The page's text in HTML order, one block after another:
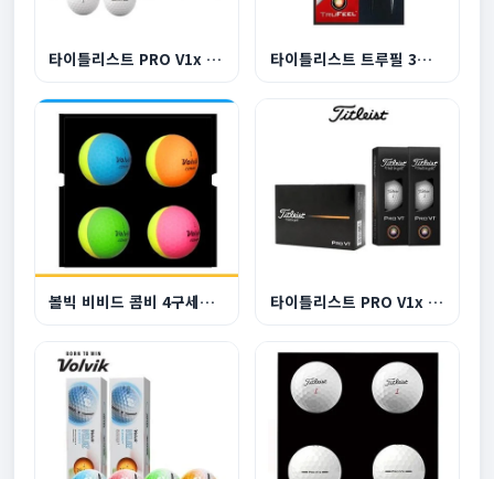
타이틀리스트 PRO V1x 12구 골프공 타이틀리스트 트루필 3구 볼마커 자석티 클립
볼빅 비비드 콤비 4구세트 반반 골프공 무광 골프공 타이틀리스트 PRO V1x 6구 골프공